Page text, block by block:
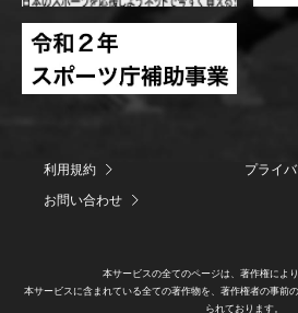
利用規約
プライ
お問い合わせ
本サービスの全てのページは、著作権によ
本サービスに含まれている全ての著作物を、著作権者の事前
られております。